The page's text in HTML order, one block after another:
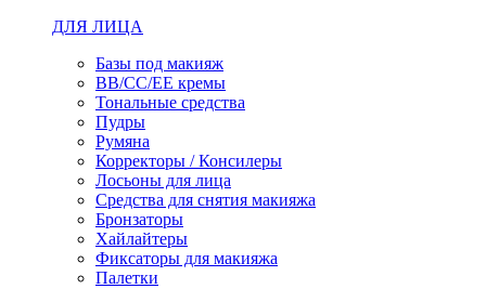
ДЛЯ ЛИЦА
Базы под макияж
BB/CC/EE кремы
Тональные средства
Пудры
Румяна
Корректоры / Консилеры
Лосьоны для лица
Средства для снятия макияжа
Бронзаторы
Хайлайтеры
Фиксаторы для макияжа
Палетки